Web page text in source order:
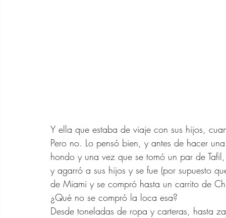
Y ella que estaba de viaje con sus hijos,
Pero no. Lo pensó bien, y antes de hacer
hondo y una vez que se tomó un par de
y agarró a sus hijos y se fue (por supuesto
de Miami y se compró hasta un carrito de
¿Qué no se compró la loca esa?
Desde toneladas de ropa y carteras, hasta